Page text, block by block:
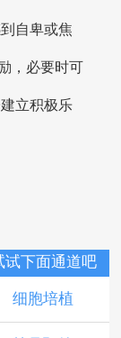
自卑或焦
，必要时可
立积极乐
试下面通道吧
细胞培植